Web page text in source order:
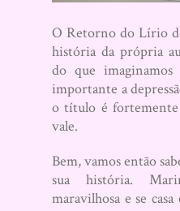
O Retorno do Lírio
história da própria
do que imaginamos
importante a
o título é
vale.
Bem, vamos então
sua história.
maravilhosa e se